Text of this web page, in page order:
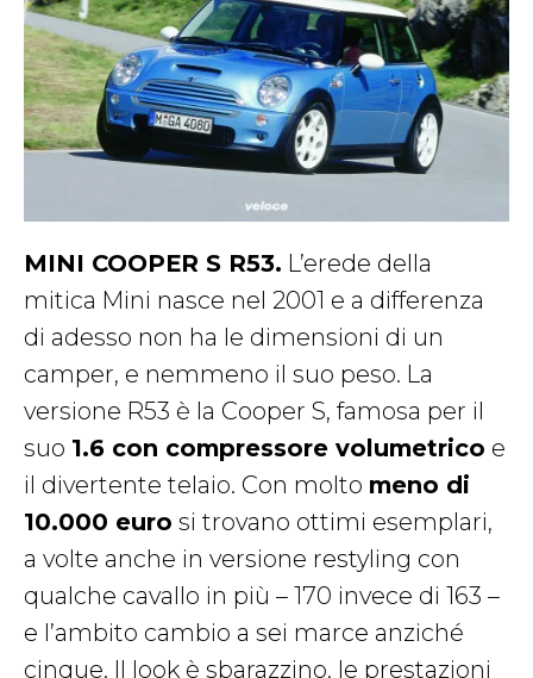
MINI COOPER S R53. L’erede della
mitica Mini nasce nel 2001 e a differenza
di adesso non ha le dimensioni di un
camper, e nemmeno il suo peso. La
versione R53 è la Cooper S, famosa per il
suo 1.6 con compressore volumetrico e
il divertente telaio. Con molto meno di
10.000 euro si trovano ottimi esemplari,
a volte anche in versione restyling con
qualche cavallo in più – 170 invece di 163 –
e l’ambito cambio a sei marce anziché
cinque. Il look è sbarazzino, le prestazioni